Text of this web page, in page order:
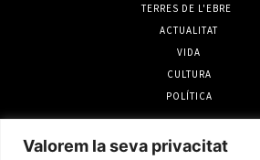
Valorem la seva privacitat
TERRES DE L'EBRE
ACTUALITAT
VIDA
CULTURA
POLÍTICA